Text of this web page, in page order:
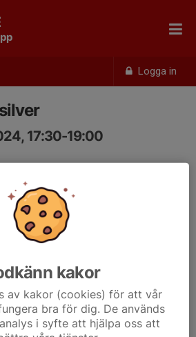
Logga in
17:30-19:00
av lättare konditions-, styrke-
att leda de flesta
men kontrollera att det finns
ni åker till hallen.
kakor
av kakor (cookies) för att vår
bra för dig. De används
i syfte att hjälpa oss att